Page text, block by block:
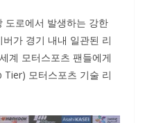
도로에서 발생하는 강한
가 경기 내내 일관된 리
계 모터스포츠 팬들에게
모터스포츠 기술 리